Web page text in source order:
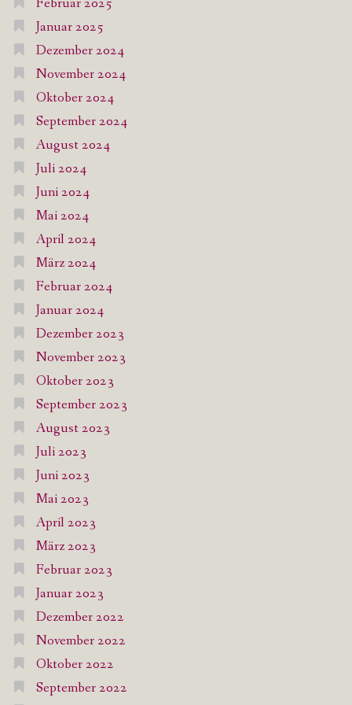
Januar 2025
Dezember 2024
November 2024
Oktober 2024
September 2024
August 2024
Juli 2024
Juni 2024
Mai 2024
April 2024
März 2024
Februar 2024
Januar 2024
Dezember 2023
November 2023
Oktober 2023
September 2023
August 2023
Juli 2023
Juni 2023
Mai 2023
April 2023
März 2023
Februar 2023
Januar 2023
Dezember 2022
November 2022
Oktober 2022
September 2022